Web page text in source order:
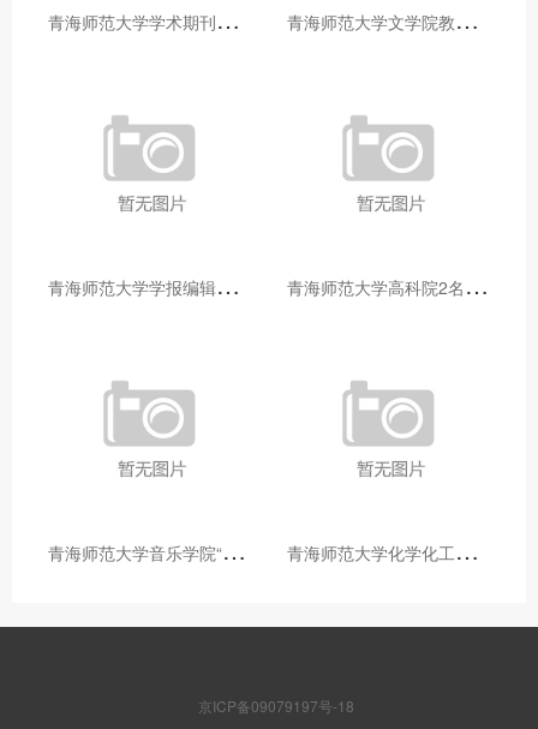
青
海师范大学学术期刊两个专栏入选2025年青海省期刊重点专栏 青
海师范大学文学院教师赴山东省相关高校和学术机构交流学习
青
海师范大学学报编辑部赴大通县城关镇上毛佰胜村开展帮扶慰问活动 青
海师范大学高科院2名专家当选中国科学院院士
青
海师范大学音乐学院“青舞华章”本科舞蹈专业中期汇报圆满落幕 青
海师范大学化学化工学院开展铸牢中华民族共同体意识大讲堂活动
京ICP备09079197号-18